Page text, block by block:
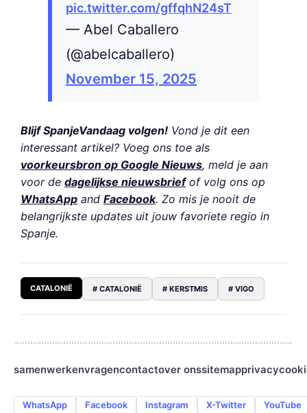
pic.twitter.com/gffqhN24sT
— Abel Caballero
(@abelcaballero)
November 15, 2025
Blijf SpanjeVandaag volgen! Vond je dit een
interessant artikel? Voeg ons toe als
voorkeursbron op Google Nieuws, meld je aan
voor de dagelijkse nieuwsbriefof volg ons op
WhatsApp and Facebook. Zo mis je nooit de
belangrijkste updates uit jouw favoriete regio in
Spanje.
CATALONIË # CATALONIË # KERSTMIS # VIGO
samenwerkenvragencontactover onssitemapprivacy
WhatsApp Facebook Instagram X-Twitter YouTube